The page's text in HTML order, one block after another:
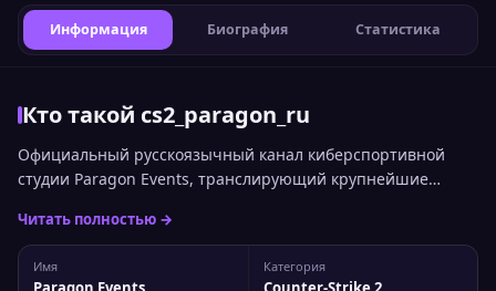
Информация Биография Статистика
Кто такой cs2_paragon_ru
Официальный русскоязычный канал киберспортивной
студии Paragon Events, транслирующий крупнейшие
Читать полностью →
Имя Категория